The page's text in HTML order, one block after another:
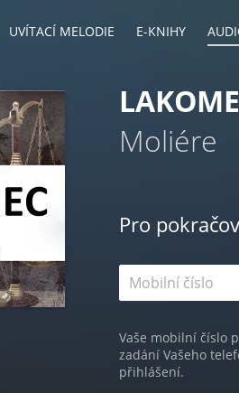
UVÍTACÍ MELODIE E-KNIHY
Moliére
Pro
Vaše mobilní číslo
zadání Vašeho
přihlášení.